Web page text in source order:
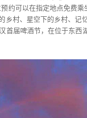
约可以在指定地点免费
乡村、星空下的乡村、记
首届啤酒节，在位于东西